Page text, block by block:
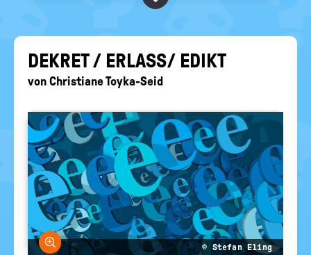
politische
EURE AKTUELLEN FRAGEN...
DE­KRET / ER­LASS/ EDIKT
von Christiane Toyka-Seid
Bild vergrößern
© Stefan Eling